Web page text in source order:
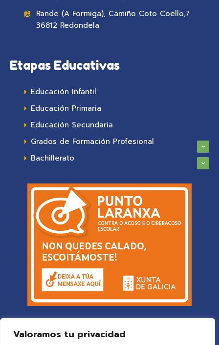
Valoramos tu privacidad
Rande (A Formiga), Camiño Coto Coello,7
36812 Redondela
Etapas Educativas
Educación Infantil
Educación Primaria
Educación Secundaria
Grados de Formación Profesional
Bachillerato